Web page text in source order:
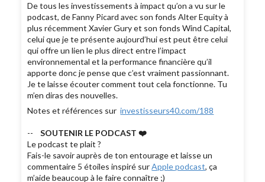
De tous les investissements à impact qu’on a vu sur le
podcast, de Fanny Picard avec son fonds Alter Equity à
plus récemment Xavier Gury et son fonds Wind Capital,
celui que je te présente aujourd’hui est peut être celui
qui offre un lien le plus direct entre l’impact
environnemental et la performance financière qu’il
apporte donc je pense que c’est vraiment passionnant.
Je te laisse écouter comment tout cela fonctionne. Tu
m’en diras des nouvelles.
Notes et références sur investisseurs40.com/188
--SOUTENIR LE PODCAST ❤️
Le podcast te plait ?
Fais-le savoir auprès de ton entourage et laisse un
commentaire 5 étoiles inspiré surApple podcast, ça
m’aide beaucoup à le faire connaître ;)